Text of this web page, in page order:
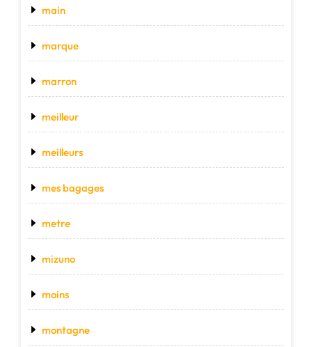
main
marque
marron
meilleur
meilleurs
mes bagages
metre
mizuno
moins
montagne